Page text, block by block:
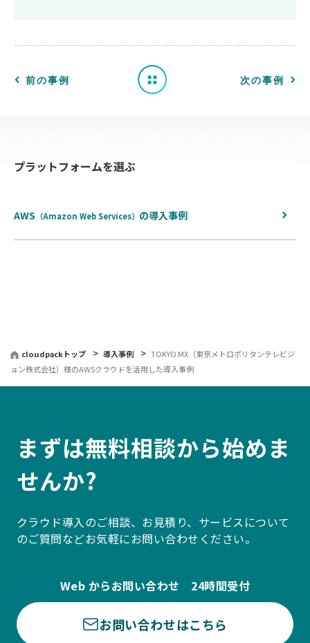
前の事例
例
一 次の事例
プラットフォームを選ぶ
AWS （Amazon Web Services） の導入事例
cloudpackトップ 導入事例
TOKYO MX（東京メトロポリタンテレビジ
ョン株式会社）様のAWSクラウドを活用した導入事例
まずは無料相談から始めま
せんか?
クラウド導入のご相談、お見積り、サービスについて
のご質問などお気軽にお問い合わせください。
Web からお問い合わせ 24時間受付
お問い合わせはこちら